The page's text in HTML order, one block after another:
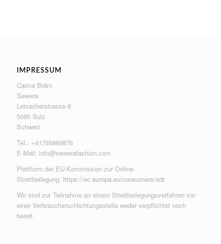
IMPRESSUM
Carina Bräm
Sewera
Leisacherstrasse 6
5085 Sulz
Schweiz
Tel.: +41765869876
E-Mail: info@sewerafashion.com
Plattform der EU-Kommission zur Online-
Streitbeilegung: https://ec.europa.eu/consumers/odr
Wir sind zur Teilnahme an einem Streitbeilegungsverfahren vor
einer Verbraucherschlichtungsstelle weder verpflichtet noch
bereit.